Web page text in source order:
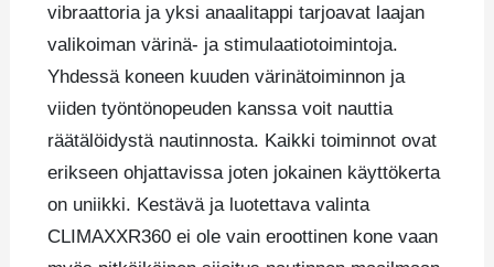
vibraattoria ja yksi anaalitappi tarjoavat laajan
valikoiman värinä- ja stimulaatiotoimintoja.
Yhdessä koneen kuuden värinätoiminnon ja
viiden työntönopeuden kanssa voit nauttia
räätälöidystä nautinnosta. Kaikki toiminnot ovat
erikseen ohjattavissa joten jokainen käyttökerta
on uniikki. Kestävä ja luotettava valinta
CLIMAXXR360 ei ole vain eroottinen kone vaan